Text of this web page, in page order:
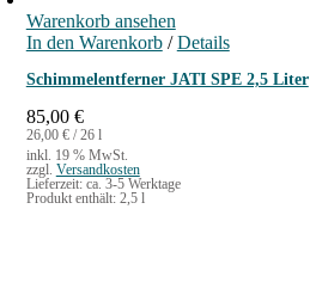
Warenkorb ansehen
In den Warenkorb / Details
Schimmelentferner JATI SPE 2,5 Liter
85,00 €
26,00 €/26 l
inkl. 19 % MwSt.
zzgl. Versandkosten
Lieferzeit: ca. 3-5 Werktage
Produkt enthält: 2,5 l